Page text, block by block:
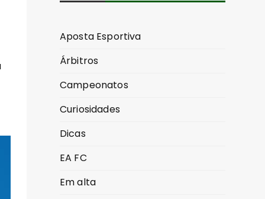
Aposta Esportiva
Árbitros
Campeonatos
Curiosidades
Dicas
EA FC
Em alta